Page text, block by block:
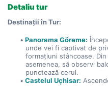
Detaliu tur
Destinații în Tur:
Panorama Göreme:
unde vei fi captivat de
formațiuni stâncoase.
asemenea, să observi
punctează cerul.
Castelul Uçhisar: